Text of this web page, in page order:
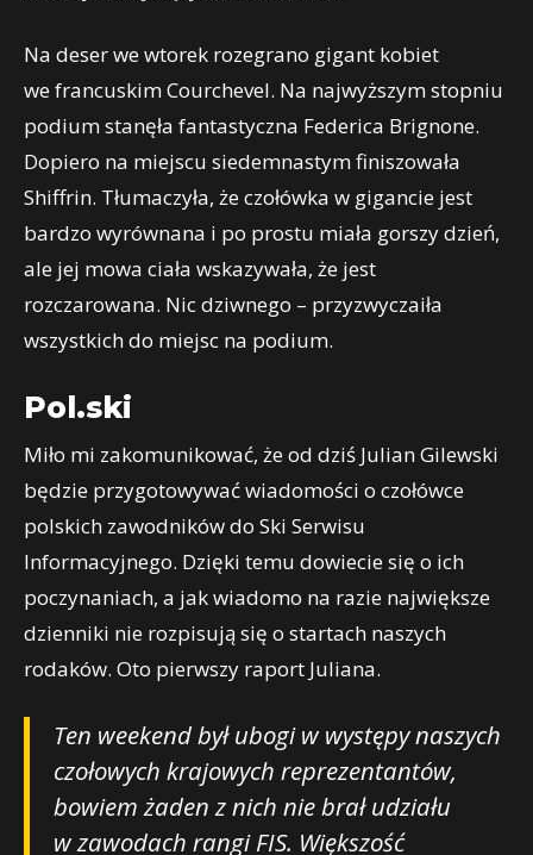
Na deser we wtorek rozegrano gigant kobiet
we francuskim Courchevel. Na najwyższym stopniu
podium stanęła fantastyczna Federica Brignone.
Dopiero na miejscu siedemnastym finiszowała
Shiffrin. Tłumaczyła, że czołówka w gigancie jest
bardzo wyrównana i po prostu miała gorszy dzień,
ale jej mowa ciała wskazywała, że jest
rozczarowana. Nic dziwnego – przyzwyczaiła
wszystkich do miejsc na podium.
Pol.ski
Miło mi zakomunikować, że od dziś Julian Gilewski
będzie przygotowywać wiadomości o czołówce
polskich zawodników do Ski Serwisu
Informacyjnego. Dzięki temu dowiecie się o ich
poczynaniach, a jak wiadomo na razie największe
dzienniki nie rozpisują się o startach naszych
rodaków. Oto pierwszy raport Juliana.
Ten weekend był ubogi w występy naszych
czołowych krajowych reprezentantów,
bowiem żaden z nich nie brał udziału
w zawodach rangi FIS. Większość